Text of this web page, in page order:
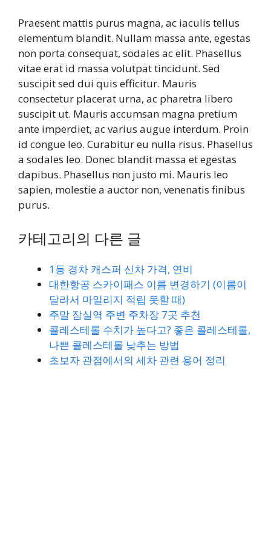
Praesent mattis purus magna, ac iaculis tellus
elementum blandit. Nullam massa ante, egestas
non porta consequat, sodales ac elit. Phasellus
vitae erat id massa volutpat tincidunt. Sed
suscipit sed dui quis efficitur. Mauris
consectetur placerat urna, ac pharetra libero
suscipit ut. Mauris accumsan magna pretium
ante imperdiet, ac varius augue interdum. Proin
id congue leo. Curabitur eu nulla risus. Phasellus
a sodales leo. Donec blandit massa et egestas
dapibus. Phasellus non justo mi. Mauris leo
sapien, molestie a auctor non, venenatis finibus
purus.
카테고리의 다른 글
1등 경차 캐스퍼 신차 가격, 연비
대한항공 스카이패스 이름 변경하기 (이름이
달라서 마일리지 적립 못할 때)
주말 잠실역 주변 주차장 7곳 추천
콜레스테롤 수치가 높다고? 좋은 콜레스테롤,
나쁜 콜레스테롤 낮추는 방법
초보자 관점에서의 세차 관련 용어 정리